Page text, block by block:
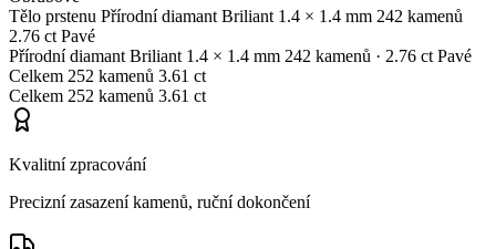
Tělo prstenu Přírodní diamant Briliant 1.4 × 1.4 mm 242 kamenů
2.76 ct Pavé
Přírodní diamant Briliant 1.4 × 1.4 mm 242 kamenů · 2.76 ct Pavé
Celkem 252 kamenů 3.61 ct
Celkem 252 kamenů 3.61 ct
Kvalitní zpracování
Precizní zasazení kamenů, ruční dokončení